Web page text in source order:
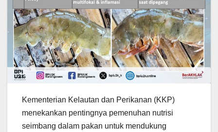
Kementerian Kelautan dan Perikanan (KKP)
menekankan pentingnya pemenuhan nutrisi
seimbang dalam pakan untuk mendukung